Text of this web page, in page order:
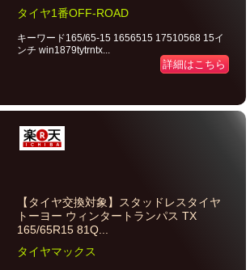
タイヤ1番OFF-ROAD
キーワード165/65-15 1656515 17510568 15イ
ンチ win1879tytrntx...
詳細はこちら
【タイヤ交換対象】スタッドレスタイヤ
トーヨー ウィンタートランパス TX
165/65R15 81Q...
タイヤマックス